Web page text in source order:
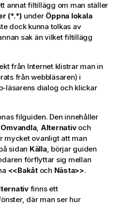
annat filtillägg om man ställer
(*.*) under Öppna lokala
dock kunna tolkas av
sak än vilket filtillägg
från Internet klistrar man in
från webbläsaren) i
läsarens dialog och klickar
filguiden. Den innehåller
Omvandla, Alternativoch
mycket ovanligt att man
sidan Källa, börjar guiden
förflyttar sig mellan
<<Bakåtoch Nästa>>.
finns ett
där man ser hur